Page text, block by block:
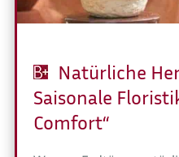
Natürliche
Saisonale
Comfort“